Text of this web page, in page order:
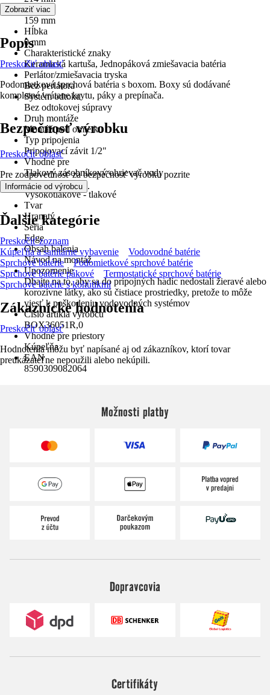
Šírka
159 mm
Hĺbka
0 mm
Charakteristické znaky
Keramická kartuša, Jednopáková zmiešavacia batéria
Perlátor/zmiešavacia tryska
Bez perlátora
Systém odtoku
Bez odtokovej súpravy
Druh montáže
Montáž pod omietku
Typ pripojenia
Pripojovací závit 1/2"
Vhodné pre
Tlakový zásobníkový ohrievač vody
Pripojenie
Vysokotlakové - tlakové
Tvar
Hranatý
Séria
Edge
Obsah balenia
Návod na montáž
Upozornenie
Dbajte na to, aby sa do prípojných hadíc nedostali žieravé alebo
korozívne látky, ako sú čistiace prostriedky, pretože to môže
viesť k poškodeniu vodovodných systémov
Číslo artikla výrobcu
BOX36051R,0
Vhodné pre priestory
Kúpeľňa
EAN
8590309082064
Zobraziť viac
Popis
Preskočiť oblasť
Podomietková sprchová batéria s boxom. Boxy sú dodávané
kompletné vrátane krytu, páky a prepínača.
Bezpečnosť výrobku
Preskočiť oblasť
Pre zodpovednosť za bezpečnosť výrobku pozrite
Informácie od výrobcu .
Ďalšie kategórie
Preskočiť zoznam
Kúpeľňa a sanitárne vybavenie
Vodovodné batérie
Sprchové batérie
Podomietkové sprchové batérie
Sprchové batérie pákové
Termostatické sprchové batérie
Sprchové batérie s kohútikmi
Zákaznícke hodnotenia
Preskočiť oblasť
Hodnotenia môžu byť napísané aj od zákazníkov, ktorí tovar
preukázateľne nepoužili alebo nekúpili.
Možnosti platby
Dopravcovia
Certifikáty